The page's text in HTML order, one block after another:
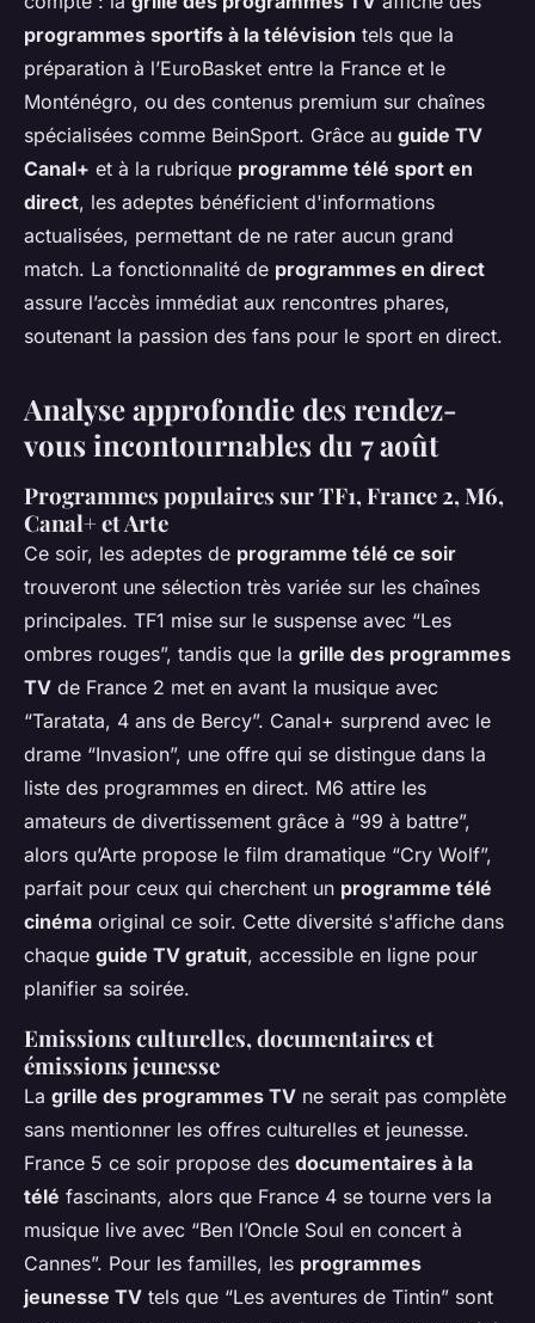
programmes sportifs à la télévision tels que la
préparation à l’EuroBasket entre la France et le
Monténégro, ou des contenus premium sur chaînes
spécialisées comme BeinSport. Grâce au guide TV
Canal+ et à la rubrique programme télé sport en
direct, les adeptes bénéficient d'informations
actualisées, permettant de ne rater aucun grand
match. La fonctionnalité de programmes en direct
assure l’accès immédiat aux rencontres phares,
soutenant la passion des fans pour le sport en direct.
Analyse approfondie des rendez-
vous incontournables du 7 août
Programmes populaires sur TF1, France 2, M6,
Canal+ et Arte
Ce soir, les adeptes de programme télé ce soir
trouveront une sélection très variée sur les chaînes
principales. TF1 mise sur le suspense avec “Les
ombres rouges”, tandis que la grille des programmes
TV de France 2 met en avant la musique avec
“Taratata, 4 ans de Bercy”. Canal+ surprend avec le
drame “Invasion”, une offre qui se distingue dans la
liste des programmes en direct. M6 attire les
amateurs de divertissement grâce à “99 à battre”,
alors qu’Arte propose le film dramatique “Cry Wolf”,
parfait pour ceux qui cherchent un programme télé
cinéma original ce soir. Cette diversité s'affiche dans
chaque guide TV gratuit, accessible en ligne pour
planifier sa soirée.
Emissions culturelles, documentaires et
émissions jeunesse
La grille des programmes TV ne serait pas complète
sans mentionner les offres culturelles et jeunesse.
France 5 ce soir propose des documentaires à la
télé fascinants, alors que France 4 se tourne vers la
musique live avec “Ben l’Oncle Soul en concert à
Cannes”. Pour les familles, les programmes
jeunesse TV tels que “Les aventures de Tintin” sont